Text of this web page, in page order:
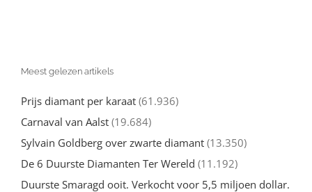
Meest gelezen artikels
Prijs diamant per karaat (61.936)
Carnaval van Aalst (19.684)
Sylvain Goldberg over zwarte diamant (13.350)
De 6 Duurste Diamanten Ter Wereld (11.192)
Duurste Smaragd ooit. Verkocht voor 5,5 miljoen dollar.